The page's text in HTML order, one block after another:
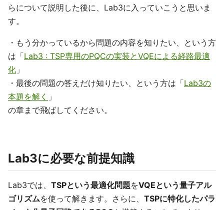
らについて説明した後に、Lab3に入っていこうと思いま
す。
・もう分かっているから問題の内容を知りたい、という方
は「Lab3 : TSP専用のPQCの実装とVQEによる経路最適
化 」
・最後の問題の答えだけ知りたい、という方は「Lab3の
本題を解く 」
の章まで飛ばしてください。
Lab3に必要な前提知識
Lab3では、 TSPという最適化問題をVQEという量子アル
ゴリズムを使って解きます。さらに、 TSPに特化したパラ